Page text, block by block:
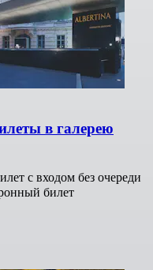
в галерею
с входом без очереди
билет